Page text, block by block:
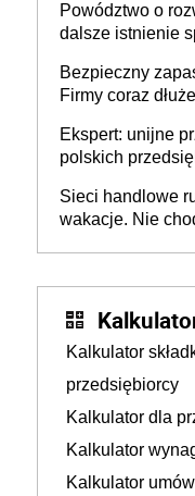
Powództwo o
dalsze istnienie
Bezpieczny
Firmy coraz
Ekspert: unijne
polskich
Sieci handlowe
wakacje. Nie
Kalkulator
przedsiębiorcy
Kalkulator dla
Kalkulator
Kalkulator